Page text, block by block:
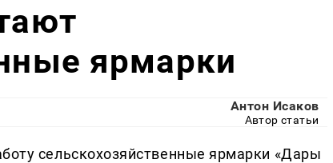
ярмарки
Антон Исаков
Автор статьи
сельскохозяйственные ярмарки «Дары